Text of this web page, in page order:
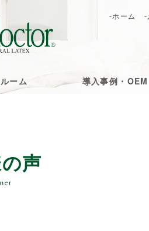
ーム 導入事例・OEM
-ホーム -
声